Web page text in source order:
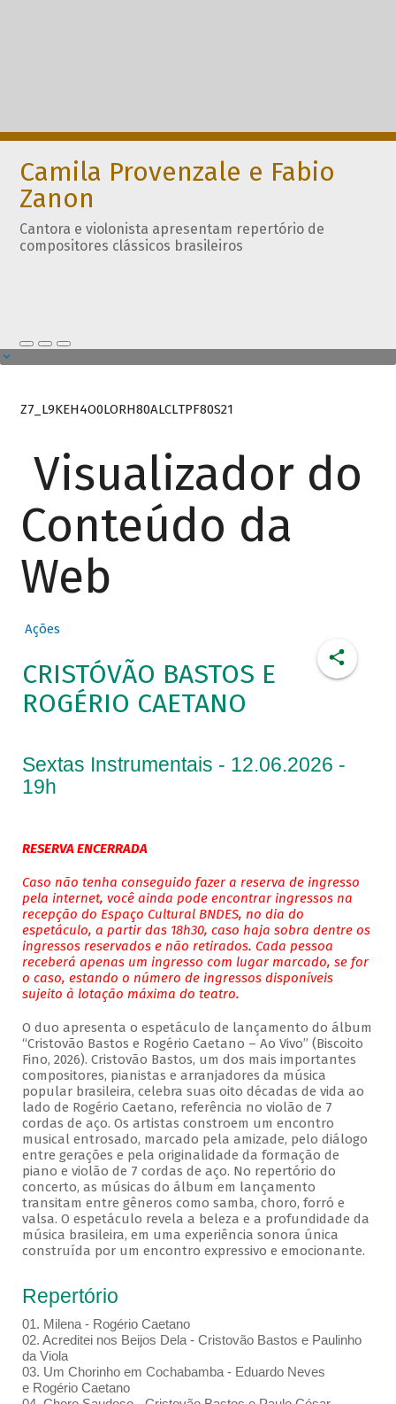
Camila Provenzale e Fabio
Zanon
Cantora e violonista apresentam repertório de
compositores clássicos brasileiros
Z7_L9KEH4O0LORH80ALCLTPF80S21
Visualizador do
Conteúdo da
Web
Ações
CRISTÓVÃO BASTOS E
ROGÉRIO CAETANO
Sextas Instrumentais - 12.06.2026 -
19h
RESERVA ENCERRADA
Caso não tenha conseguido fazer a reserva de ingresso
pela internet, você ainda pode encontrar ingressos na
recepção do Espaço Cultural BNDES, no dia do
espetáculo, a partir das 18h30, caso haja sobra dentre os
ingressos reservados e não retirados. Cada pessoa
receberá apenas um ingresso com lugar marcado, se for
o caso, estando o número de ingressos disponíveis
sujeito à lotação máxima do teatro.
O duo apresenta o espetáculo de lançamento do álbum
“Cristovão Bastos e Rogério Caetano – Ao Vivo” (Biscoito
Fino, 2026). Cristovão Bastos, um dos mais importantes
compositores, pianistas e arranjadores da música
popular brasileira, celebra suas oito décadas de vida ao
lado de Rogério Caetano, referência no violão de 7
cordas de aço. Os artistas constroem um encontro
musical entrosado, marcado pela amizade, pelo diálogo
entre gerações e pela originalidade da formação de
piano e violão de 7 cordas de aço. No repertório do
concerto, as músicas do álbum em lançamento
transitam entre gêneros como samba, choro, forró e
valsa. O espetáculo revela a beleza e a profundidade da
música brasileira, em uma experiência sonora única
construída por um encontro expressivo e emocionante.
Repertório
01. Milena - Rogério Caetano
02. Acreditei nos Beijos Dela - Cristovão Bastos e Paulinho
da Viola
03. Um Chorinho em Cochabamba - Eduardo Neves
e Rogério Caetano